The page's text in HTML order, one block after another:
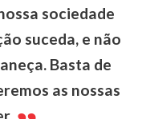
sociedade
suceda, e não
Basta de
as nossas